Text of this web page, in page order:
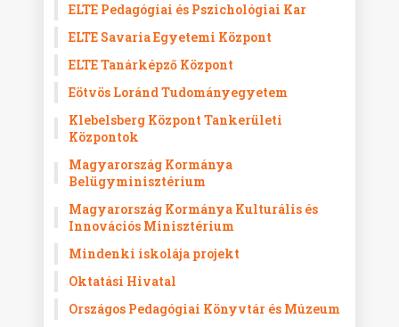
ELTE Pedagógiai és Pszichológiai Kar
ELTE Savaria Egyetemi Központ
ELTE Tanárképző Központ
Eötvös Loránd Tudományegyetem
Klebelsberg Központ Tankerületi
Központok
Magyarország Kormánya
Belügyminisztérium
Magyarország Kormánya Kulturális és
Innovációs Minisztérium
Mindenki iskolája projekt
Oktatási Hivatal
Országos Pedagógiai Könyvtár és Múzeum